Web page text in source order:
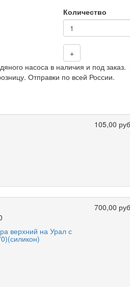
Количество
+
насоса в наличия и под
Отправки по всей России.
105,00
верхний на Урал с
700,00